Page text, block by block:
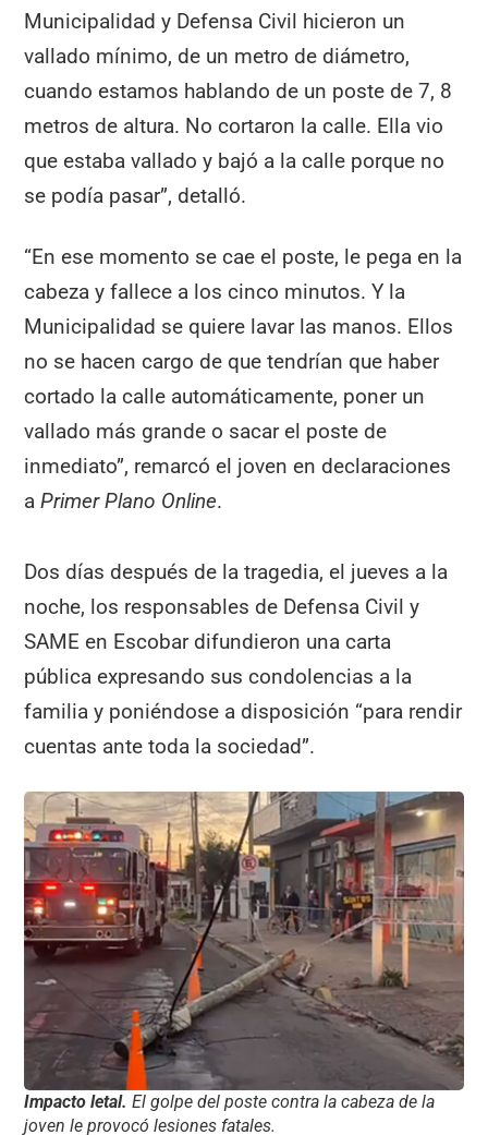
Municipalidad y Defensa Civil hicieron un
vallado mínimo, de un metro de diámetro,
cuando estamos hablando de un poste de 7, 8
metros de altura. No cortaron la calle. Ella vio
que estaba vallado y bajó a la calle porque no
se podía pasar”, detalló.
“En ese momento se cae el poste, le pega en la
cabeza y fallece a los cinco minutos. Y la
Municipalidad se quiere lavar las manos. Ellos
no se hacen cargo de que tendrían que haber
cortado la calle automáticamente, poner un
vallado más grande o sacar el poste de
inmediato”, remarcó el joven en declaraciones
aPrimer Plano Online.
Dos días después de la tragedia, el jueves a la
noche, los responsables de Defensa Civil y
SAME en Escobar difundieron una carta
pública expresando sus condolencias a la
familia y poniéndose a disposición “para rendir
cuentas ante toda la sociedad”.
Impacto letal.El golpe del poste contra la cabeza de la
joven le provocó lesiones fatales.